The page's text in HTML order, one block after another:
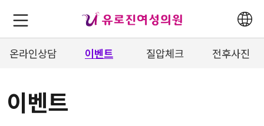
온라인상담 이벤트 질압체크 전후사진
이벤트